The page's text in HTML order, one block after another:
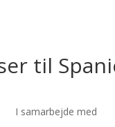
til
I samarbejde med